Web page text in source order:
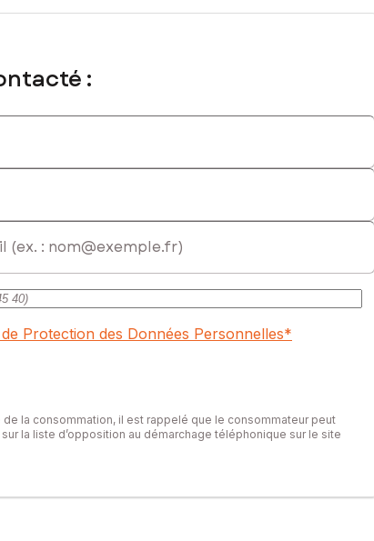
:
Protection des Données Personnelles*
de la consommation, il est rappelé que le consommateur peut
la liste d’opposition au démarchage téléphonique sur le site